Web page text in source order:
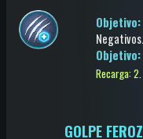
Negativos.
Recarga: 2.
GOLPE FEROZ